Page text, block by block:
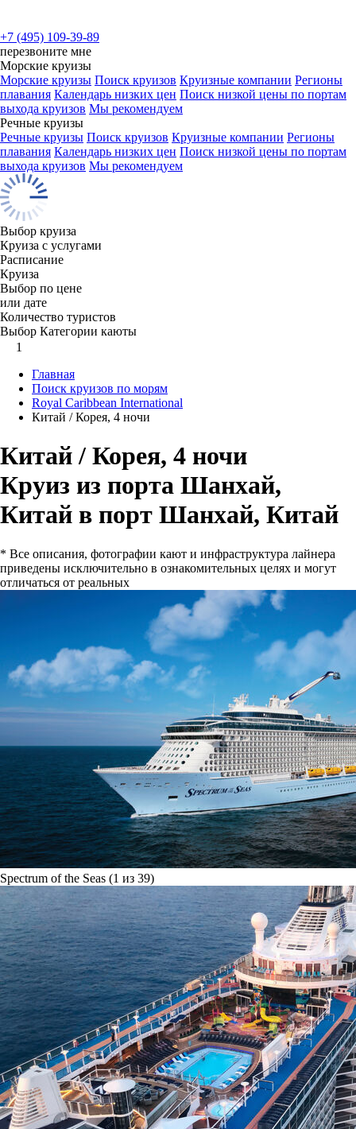
+7 (495) 109-39-89
перезвоните мне
Морские круизы
Морские круизы Поиск круизов Круизные компании Регионы
плавания Календарь низких цен Поиск низкой цены по портам
выхода круизов Мы рекомендуем
Речные круизы
Речные круизы Поиск круизов Круизные компании Регионы
плавания Календарь низких цен Поиск низкой цены по портам
выхода круизов Мы рекомендуем
Выбор круиза
Круиза с услугами
Расписание
Круиза
Выбор по цене
или дате
Количество туристов
Выбор Категории каюты
1
Главная
Поиск круизов по морям
Royal Caribbean International
Китай / Корея, 4 ночи
Китай / Корея, 4 ночи
Круиз из порта Шанхай,
Китай в порт Шанхай, Китай
* Все описания, фотографии кают и инфраструктура лайнера
приведены исключительно в ознакомительных целях и могут
отличаться от реальных
Spectrum of the Seas (1 из 39)